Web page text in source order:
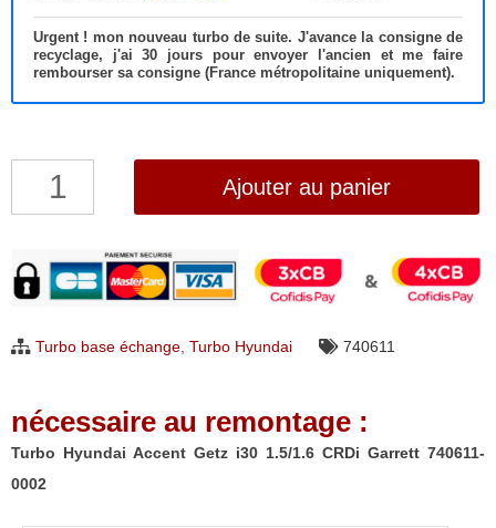
Urgent ! mon nouveau turbo de suite. J'avance la consigne de
recyclage, j'ai 30 jours pour envoyer l'ancien et me faire
rembourser sa consigne (France métropolitaine uniquement).
quantité
Hyundai
Accent
i30
CRDi
Garrett
740611-
Ajouter au panier
Turbo base échange, Turbo Hyundai 740611
nécessaire au remontage :
Turbo Hyundai Accent Getz i30 1.5/1.6 CRDi Garrett 740611-
0002